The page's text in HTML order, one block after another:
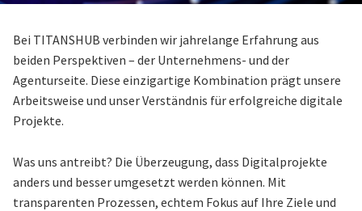
Bei TITANSHUB verbinden wir jahrelange Erfahrung aus
beiden Perspektiven – der Unternehmens- und der
Agenturseite. Diese einzigartige Kombination prägt unsere
Arbeitsweise und unser Verständnis für erfolgreiche digitale
Projekte.
Was uns antreibt? Die Überzeugung, dass Digitalprojekte
anders und besser umgesetzt werden können. Mit
transparenten Prozessen, echtem Fokus auf Ihre Ziele und